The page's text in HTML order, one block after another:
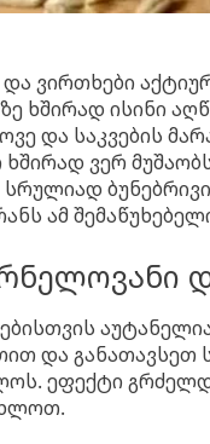
ვირთხები
ხშირად ისინი
და საკვების
ხშირად ვერ
ამ
და განათავსეთ
ეფექტი